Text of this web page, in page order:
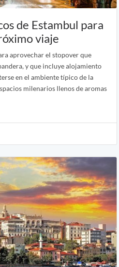
de Estambul para
viaje
aprovechar el stopover que
y que incluye alojamiento
en el ambiente típico de la
milenarios llenos de aromas